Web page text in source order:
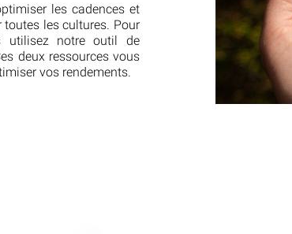
les cadences et
les cultures. Pour
utilisez notre outil de
deux ressources vous
vos rendements.